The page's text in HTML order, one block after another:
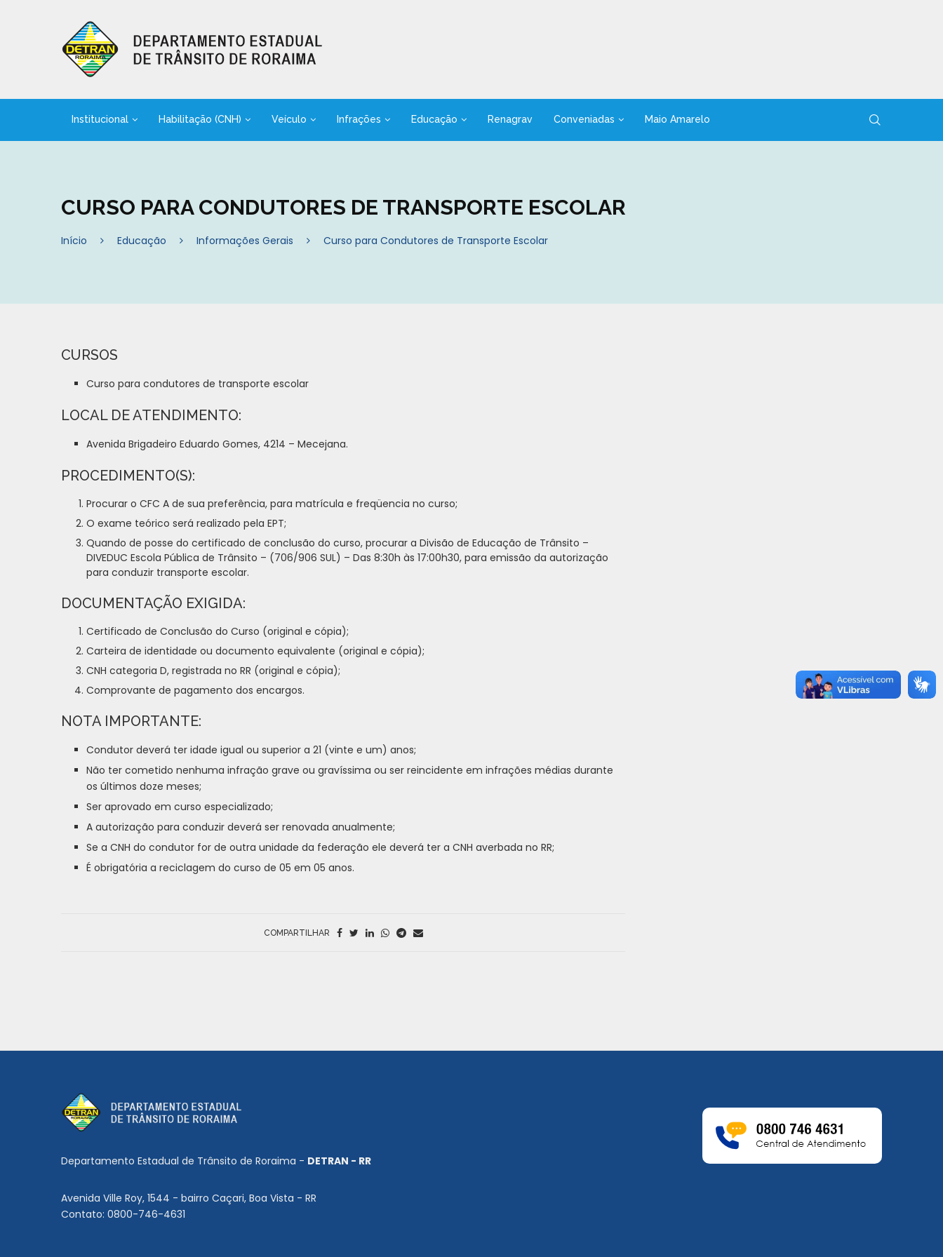
Institucional Habilitação (CNH) Veículo Infrações Educação Renagrav Conveniadas Maio Amarelo
CURSO PARA CONDUTORES DE TRANSPORTE ESCOLAR
Início Educação Informações Gerais Curso para Condutores de Transporte Escolar
CURSOS
Curso para condutores de transporte escolar
LOCAL DE ATENDIMENTO:
Avenida Brigadeiro Eduardo Gomes, 4214 – Mecejana.
PROCEDIMENTO(S):
Procurar o CFC A de sua preferência, para matrícula e freqüencia no curso;
O exame teórico será realizado pela EPT;
Quando de posse do certificado de conclusão do curso, procurar a Divisão de Educação de Trânsito –
DIVEDUC Escola Pública de Trânsito – (706/906 SUL) – Das 8:30h às 17:00h30, para emissão da autorização
para conduzir transporte escolar.
DOCUMENTAÇÃO EXIGIDA:
Certificado de Conclusão do Curso (original e cópia);
Carteira de identidade ou documento equivalente (original e cópia);
CNH categoria D, registrada no RR (original e cópia);
Comprovante de pagamento dos encargos.
NOTA IMPORTANTE:
Condutor deverá ter idade igual ou superior a 21 (vinte e um) anos;
Não ter cometido nenhuma infração grave ou gravíssima ou ser reincidente em infrações médias durante
os últimos doze meses;
Ser aprovado em curso especializado;
A autorização para conduzir deverá ser renovada anualmente;
Se a CNH do condutor for de outra unidade da federação ele deverá ter a CNH averbada no RR;
É obrigatória a reciclagem do curso de 05 em 05 anos.
COMPARTILHAR
Departamento Estadual de Trânsito de Roraima - DETRAN - RR
Avenida Ville Roy, 1544 - bairro Caçari, Boa Vista - RR
Contato: 0800-746-4631